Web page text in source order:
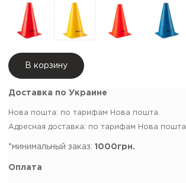
В корзину
Доставка по Украине
Нова пошта: по тарифам Нова пошта.
Адресная доставка: по тарифам Нова пошта.
*минимальный заказ: 1000грн.
Оплата